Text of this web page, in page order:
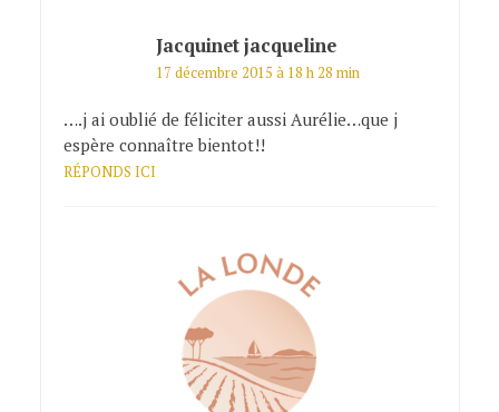
Jacquinet jacqueline
17 décembre 2015 à 18 h 28 min
….j ai oublié de féliciter aussi Aurélie…que j
espère connaître bientot!!
RÉPONDS ICI